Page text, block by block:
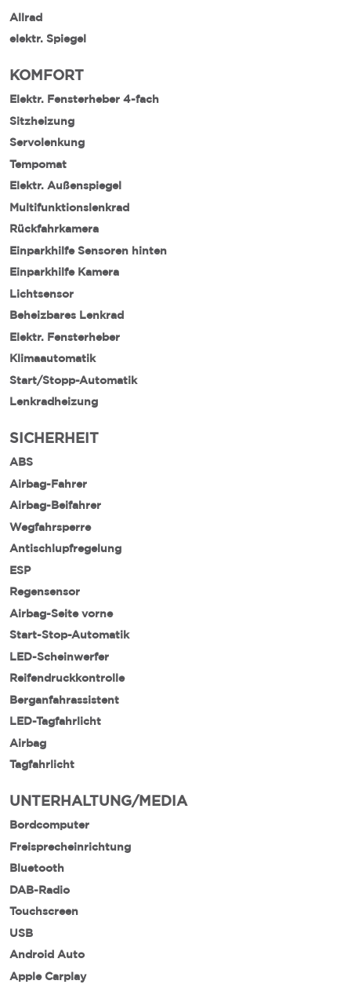
Allrad
elektr. Spiegel
KOMFORT
Elektr. Fensterheber 4-fach
Sitzheizung
Servolenkung
Tempomat
Elektr. Außenspiegel
Multifunktionslenkrad
Rückfahrkamera
Einparkhilfe Sensoren hinten
Einparkhilfe Kamera
Lichtsensor
Beheizbares Lenkrad
Elektr. Fensterheber
Klimaautomatik
Start/Stopp-Automatik
Lenkradheizung
SICHERHEIT
ABS
Airbag-Fahrer
Airbag-Beifahrer
Wegfahrsperre
Antischlupfregelung
ESP
Regensensor
Airbag-Seite vorne
Start-Stop-Automatik
LED-Scheinwerfer
Reifendruckkontrolle
Berganfahrassistent
LED-Tagfahrlicht
Airbag
Tagfahrlicht
UNTERHALTUNG/MEDIA
Bordcomputer
Freisprecheinrichtung
Bluetooth
DAB-Radio
Touchscreen
USB
Android Auto
Apple Carplay